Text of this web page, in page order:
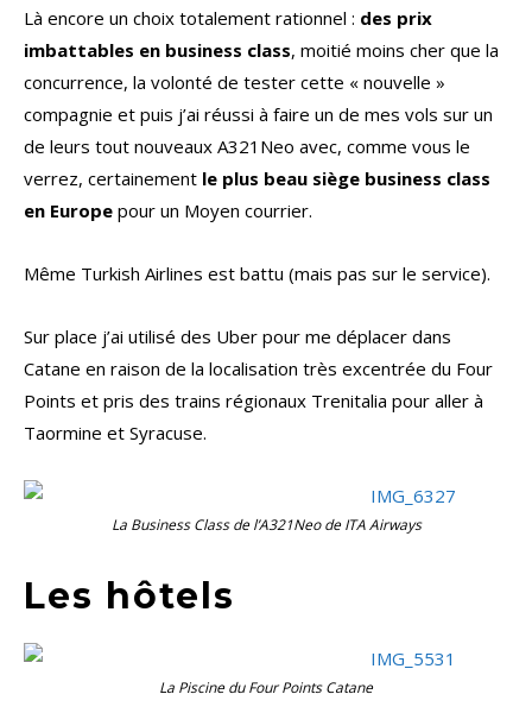
Là encore un choix totalement rationnel : des prix
imbattables en business class, moitié moins cher que la
concurrence, la volonté de tester cette « nouvelle »
compagnie et puis j’ai réussi à faire un de mes vols sur un
de leurs tout nouveaux A321Neo avec, comme vous le
verrez, certainement le plus beau siège business class
en Europe pour un Moyen courrier.
Même Turkish Airlines est battu (mais pas sur le service).
Sur place j’ai utilisé des Uber pour me déplacer dans
Catane en raison de la localisation très excentrée du Four
Points et pris des trains régionaux Trenitalia pour aller à
Taormine et Syracuse.
La Business Class de l’A321Neo de ITA Airways
Les hôtels
La Piscine du Four Points Catane